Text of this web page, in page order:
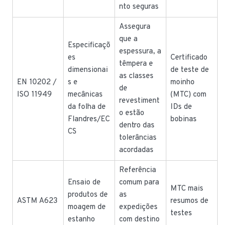
nto seguras
EN 10202 /
ISO 11949
Especificaçõ
es
dimensionai
s e
mecânicas
da folha de
Flandres/EC
CS
Assegura
que a
espessura, a
têmpera e
as classes
de
revestiment
o estão
dentro das
tolerâncias
acordadas
Certificado
de teste de
moinho
(MTC) com
IDs de
bobinas
ASTM A623
Ensaio de
produtos de
moagem de
estanho
Referência
comum para
as
expedições
com destino
MTC mais
resumos de
testes